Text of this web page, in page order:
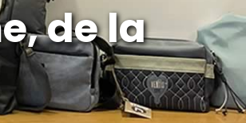
de la